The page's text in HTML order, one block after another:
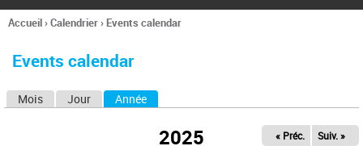
l
h
e
Vous
ici
Accueil›Calendrier› Events calendar
Events calendar
Mois Jour Année
2025 « Préc. Suiv. »